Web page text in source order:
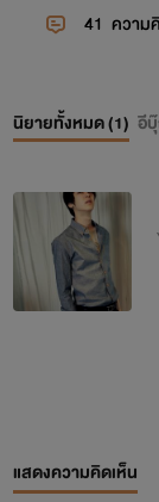
41 ความ
นิยายทั้งหมด (1) อี
แสดงความคิดเห็น